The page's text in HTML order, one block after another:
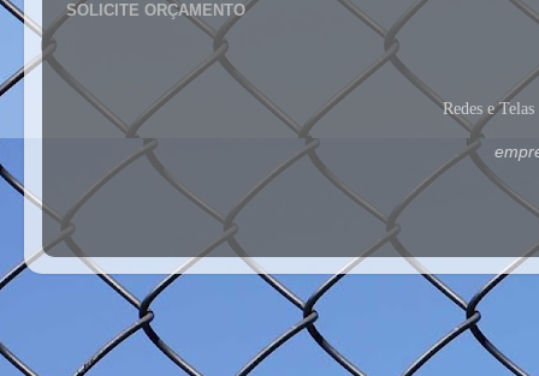
SOLICITE ORÇAMENTO
Redes e